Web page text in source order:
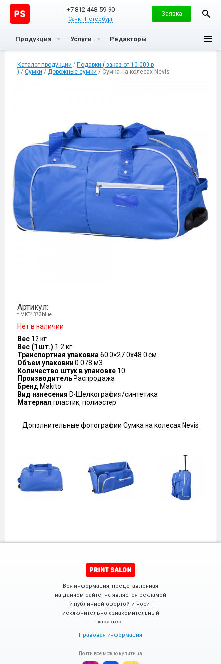
+7 812 448-59-90
Санкт-Петербург
Заявка
Продукция Услуги Редакторы
Каталог продукции / Подарки ( заказ от 10 000 р
) / Сумки / Дорожные сумки / Сумка на колесах Nevis
Артикул:
f.MKT4373blue
Нет в наличии
Вес 12 кг
Вес (1 шт.) 1.2 кг
Транспортная упаковка 60.0×27.0x48.0 см
Объем упаковки 0.078 м3
Количество штук в упаковке 10
Производитель Распродажа
Бренд Makito
Вид нанесения D-Шелкография/синтетика
Материал пластик, полиэстер
Дополнительные фотографии Сумка на колесах Nevis
Вся информация, представленная
на данном сайте, не является рекламой
и публичной офертой и носит
исключительно ознакомительный
характер.
Правовая информация
Почти все можно купить на